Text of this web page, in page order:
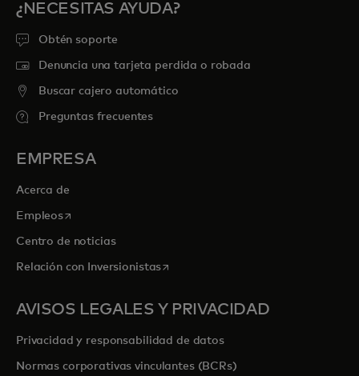
¿NECESITAS AYUDA?
Obtén soporte
Denuncia una tarjeta perdida o robada
Buscar cajero automático
Preguntas frecuentes
EMPRESA
Acerca de
Empleosse abre en una pestaña nueva
Centro de noticias
Relación con Inversionistasse abre en una pestaña nueva
AVISOS LEGALES Y PRIVACIDAD
Privacidad y responsabilidad de datos
Normas corporativas vinculantes (BCRs)